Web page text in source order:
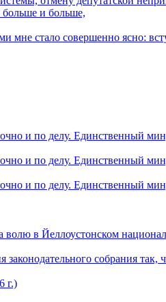
больше и больше,
мне стало совершенно ясно:
и по делу. Единственный
и по делу. Единственный
и по делу. Единственный
в Йеллоустонском
собрания
г.)